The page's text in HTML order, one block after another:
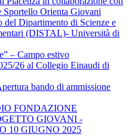
Sportello Orienta Giovani
del Dipartimento di Scienze e
(DISTAL)- Università di
– Campo estivo
26 al Collegio Einaudi di
bando di ammissione
FONDAZIONE
GIOVANI -
10 GIUGNO 2025